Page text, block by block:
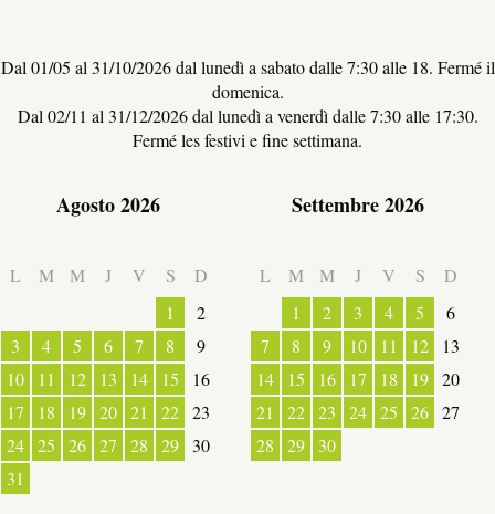
LATO VILLAGGIO
Dal 01/05 al 31/10/2026 dal lunedì a sabato dalle 7:30 alle 18. Fermé il
domenica.
Dal 02/11 al 31/12/2026 dal lunedì a venerdì dalle 7:30 alle 17:30.
Fermé les festivi e fine settimana.
Agosto 2026
L M M J V S
D
1
2
3
4 5 6 7 8
9
10
11 12 13 14 15
16
17
18 19 20 21 22 23
24 25 26 27 28 29 30
31
Settembre 2026
L M M J V S
D
1
2 3 4 5
6
7
8 9 10 11 12
13
14
15 16 17 18 19 20
21
22 23 24 25 26 27
28
29 30